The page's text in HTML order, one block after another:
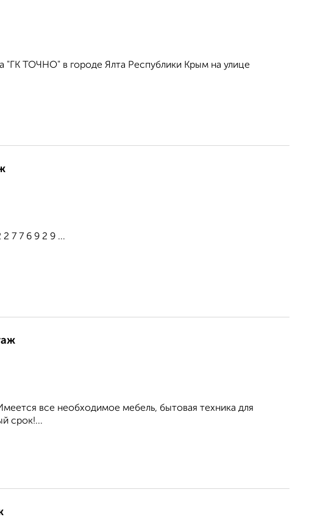
ТОЧНО" в городе Ялта Республики Крым на улице
7 7 6 9 2 9 ...
все необходимое мебель, бытовая техника для
срок!...